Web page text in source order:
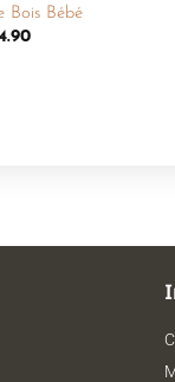
Bois Bébé